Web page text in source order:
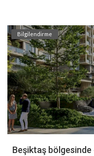
Bilgilendirme
Beşiktaş